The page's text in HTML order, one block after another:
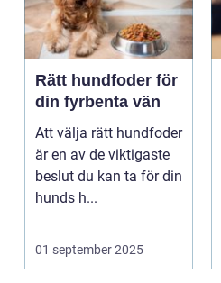
Rätt hundfoder för
din fyrbenta vän
Att välja rätt hundfoder
är en av de viktigaste
beslut du kan ta för din
hunds h...
01 september 2025